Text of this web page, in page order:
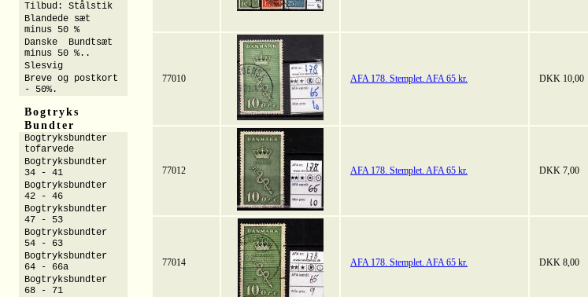
77010 AFA 178. Stemplet. AFA 65 kr. DKK 10,00
77012 AFA 178. Stemplet. AFA 65 kr. DKK 7,00
77014 AFA 178. Stemplet. AFA 65 kr. DKK 8,00
Tilbud: Stålstik
Blandede sæt
minus 50 %
Danske Bundtsæt
minus 50 %..
Slesvig
Breve og postkort
- 50%.
Bogtryks
Bundter
Bogtryksbundter
tofarvede
Bogtryksbundter
34 - 41
Bogtryksbundter
42 - 46
Bogtryksbundter
47 - 53
Bogtryksbundter
54 - 63
Bogtryksbundter
64 - 66a
Bogtryksbundter
68 - 71